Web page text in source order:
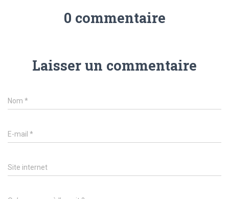
0 commentaire
Laisser un commentaire
Nom *
E-mail *
Site internet